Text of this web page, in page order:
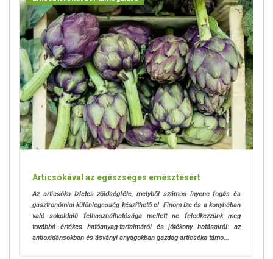
Articsókával az egészséges emésztésért
Az articsóka ízletes zöldségféle, melyből számos ínyenc fogás és
gasztronómiai különlegesség készíthető el. Finom íze és a konyhában
való sokoldalú felhasználhatósága mellett ne feledkezzünk meg
továbbá értékes hatóanyag-tartalmáról és jótékony hatásairól: az
antioxidánsokban és ásványi anyagokban gazdag articsóka támo...